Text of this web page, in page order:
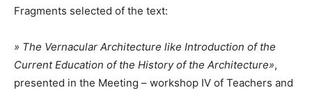
Fragments selected of the text:
» The Vernacular Architecture like Introduction of the
Current Education of the History of the Architecture»,
presented in the Meeting – workshop IV of Teachers and